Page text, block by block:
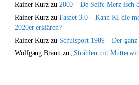
Rainer Kurz zu 2000 – De Seife-Merz isch
Rainer Kurz zu Fasnet 3.0 – Kann KI die
2020er erklären?
Rainer Kurz zu Schulsport 1989 – Der
Wolfgang Bräun zu „Strählen mit